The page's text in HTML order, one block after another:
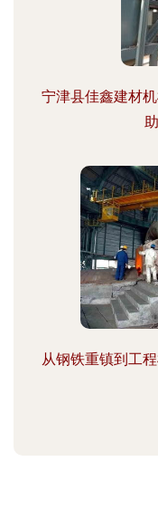
宁津县佳鑫建材
从钢铁重镇到工